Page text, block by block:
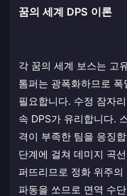
꿈의 세계 DPS 이론
각 꿈의 세계 보스는 고
톰퍼는 광폭화하므로
필요합니다. 수정 잠자
속 DPS가 유리합니다.
격이 부족한 팀을 응징
단계에 걸쳐 데미지 곡
퍼뜨리므로 정화 위주
파동을 쏘므로 면역 수